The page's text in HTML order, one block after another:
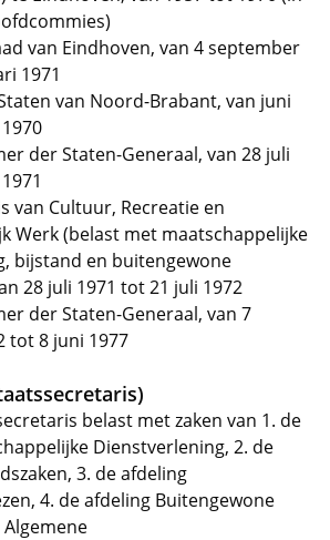
van Eindhoven, van 4 september
1971
van Noord-Brabant, van juni
der Staten-Generaal, van 28 juli
van Cultuur, Recreatie en
Werk (belast met maatschappelijke
bijstand en buitengewone
28 juli 1971 tot 21 juli 1972
der Staten-Generaal, van 7
tot 8 juni 1977
belast met zaken van 1. de
Dienstverlening, 2. de
3. de afdeling
4. de afdeling Buitengewone